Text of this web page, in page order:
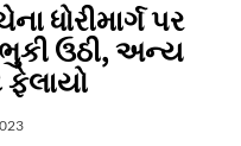
ધોરીમાર્ગ પર
ઉઠી, અન્ય
ફેલાયો